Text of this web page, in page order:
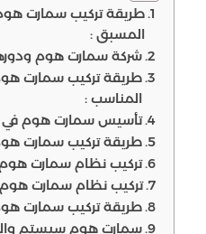
طريقة تركيب سمارت
المسبق :
شركة سمارت هوم
طريقة تركيب سمارت هوم
المناسب :
تأسيس سمارت هوم في
طريقة تركيب سمارت هوم
تركيب نظام سمارت هوم
تركيب نظام سمارت هوم
طريقة تركيب سمارت
سمارت هوم سيستم